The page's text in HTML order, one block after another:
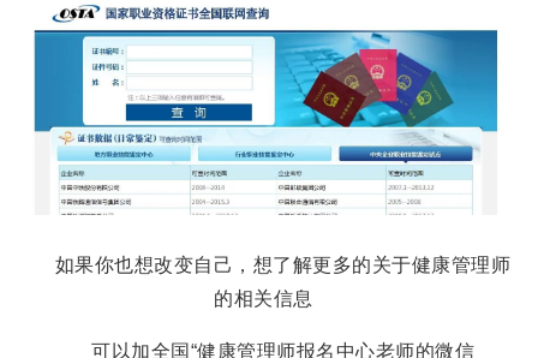
如果你也想改变自己，想了解更多的关于健康管理师
的相关信息
可以加全国“健康管理师报名中心老师的微信